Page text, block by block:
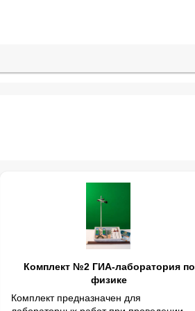
Комплект №2 ГИА-лаборатория по
физике
​Комплект предназначен для